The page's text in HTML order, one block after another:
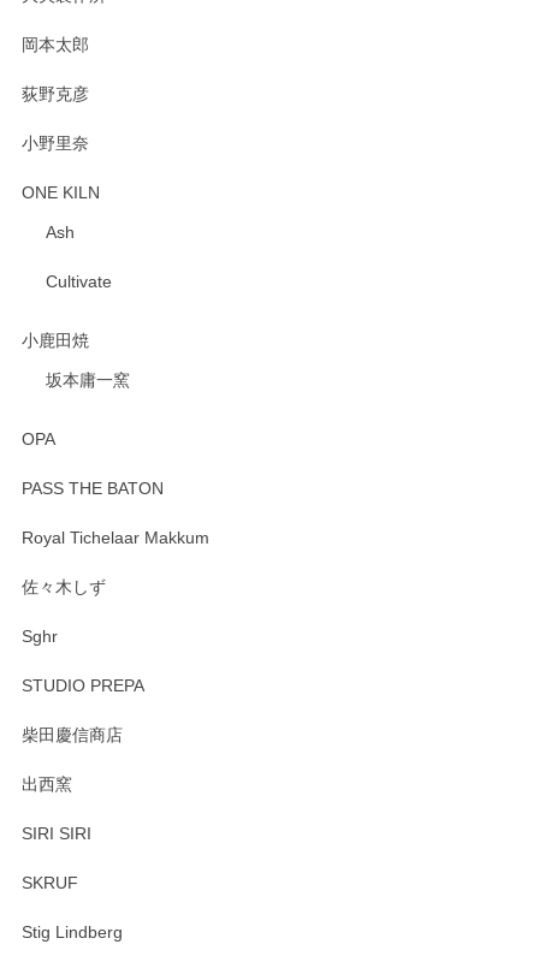
岡本太郎
荻野克彦
小野里奈
ONE KILN
Ash
Cultivate
小鹿田焼
坂本庸一窯
OPA
PASS THE BATON
Royal Tichelaar Makkum
佐々木しず
Sghr
STUDIO PREPA
柴田慶信商店
出西窯
SIRI SIRI
SKRUF
Stig Lindberg